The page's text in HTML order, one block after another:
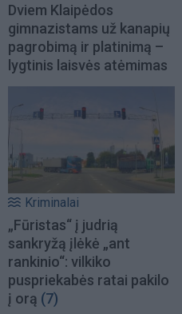
Dviem Klaipėdos
gimnazistams už kanapių
pagrobimą ir platinimą –
lygtinis laisvės atėmimas
Kriminalai
„Fūristas“ į judrią
sankryžą įlėkė „ant
rankinio“: vilkiko
puspriekabės ratai pakilo
į orą (7)